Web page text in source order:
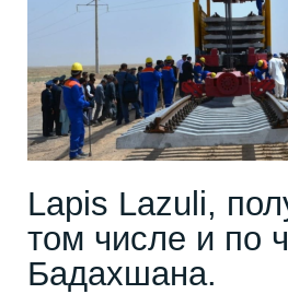
Lapis Lazuli,
том числе и по
Бадахшана.